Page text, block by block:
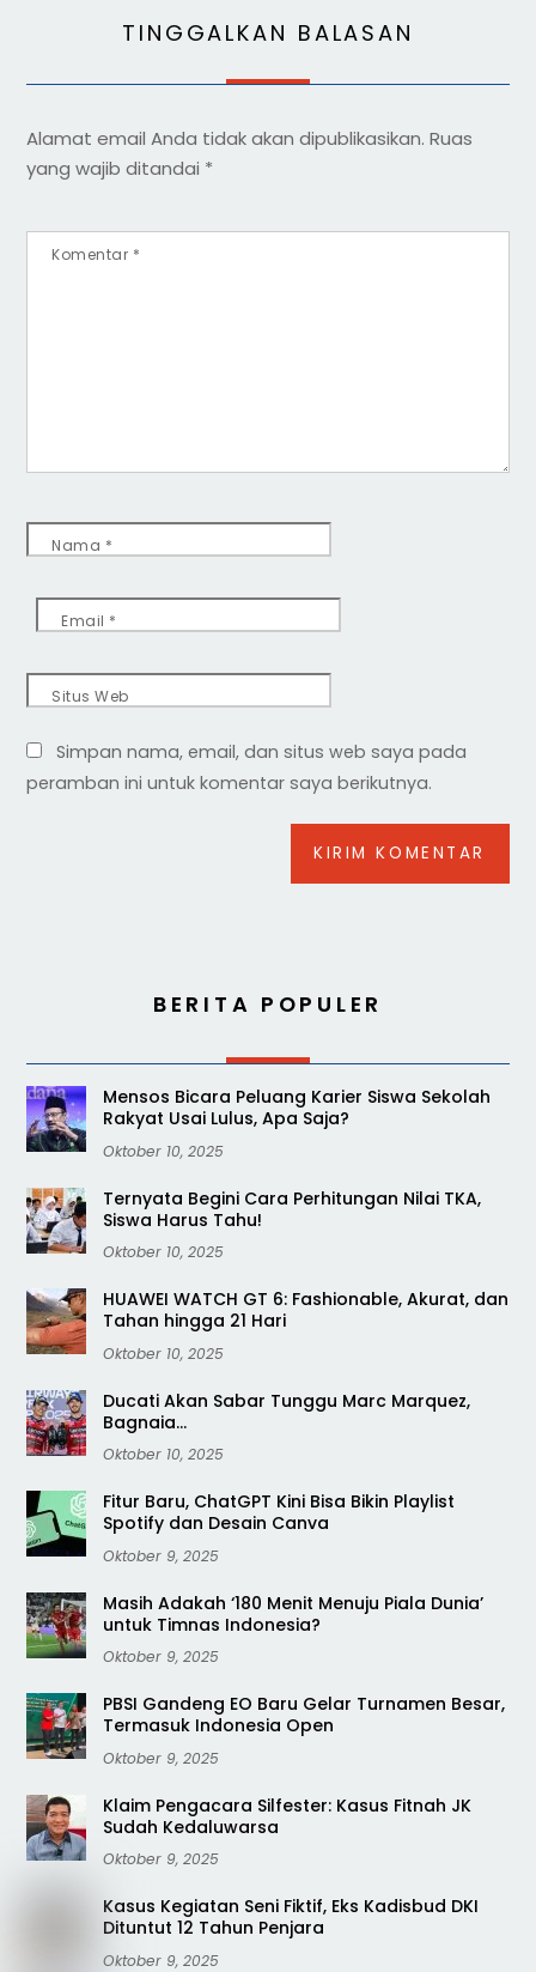
TINGGALKAN BALASAN
Alamat email Anda tidak akan dipublikasikan. Ruas
yang wajib ditandai *
Komentar *
Nama *
Email *
Situs Web
Simpan nama, email, dan situs web saya pada
peramban ini untuk komentar saya berikutnya.
BERITA POPULER
Mensos Bicara Peluang Karier Siswa Sekolah
Rakyat Usai Lulus, Apa Saja?
Oktober 10, 2025
Ternyata Begini Cara Perhitungan Nilai TKA,
Siswa Harus Tahu!
Oktober 10, 2025
HUAWEI WATCH GT 6: Fashionable, Akurat, dan
Tahan hingga 21 Hari
Oktober 10, 2025
Ducati Akan Sabar Tunggu Marc Marquez,
Bagnaia…
Oktober 10, 2025
Fitur Baru, ChatGPT Kini Bisa Bikin Playlist
Spotify dan Desain Canva
Oktober 9, 2025
Masih Adakah ‘180 Menit Menuju Piala Dunia’
untuk Timnas Indonesia?
Oktober 9, 2025
PBSI Gandeng EO Baru Gelar Turnamen Besar,
Termasuk Indonesia Open
Oktober 9, 2025
Klaim Pengacara Silfester: Kasus Fitnah JK
Sudah Kedaluwarsa
Oktober 9, 2025
Kasus Kegiatan Seni Fiktif, Eks Kadisbud DKI
Dituntut 12 Tahun Penjara
Oktober 9, 2025